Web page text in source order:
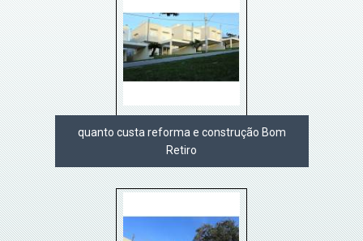
quanto custa reforma e construção Bom
Retiro